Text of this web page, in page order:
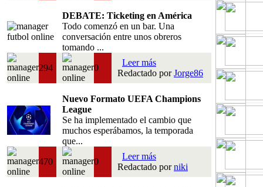
DEBATE: Ticketing en América
Todo comenzó en un bar. Una
conversación entre unos obreros
tomando ...
294 0
Leer más
Redactado porJorge86
Nuevo Formato UEFA Champions
League
Se ha implementado el cambio que
muchos esperábamos, la temporada
que...
470 0
Leer más
Redactado porniki